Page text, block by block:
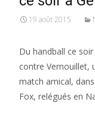
19 août 2015
Du handball ce
contre Vernouillet,
match amical,
Fox, relégués en